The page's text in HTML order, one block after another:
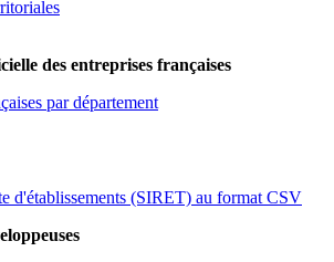
des entreprises françaises
par département
d'établissements (SIRET) au format CSV